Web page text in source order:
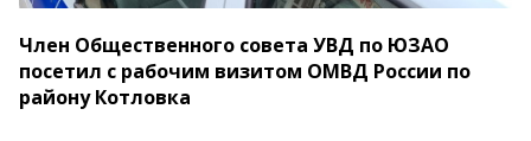
Член Общественного совета УВД по ЮЗАО
посетил с рабочим визитом ОМВД России по
району Котловка